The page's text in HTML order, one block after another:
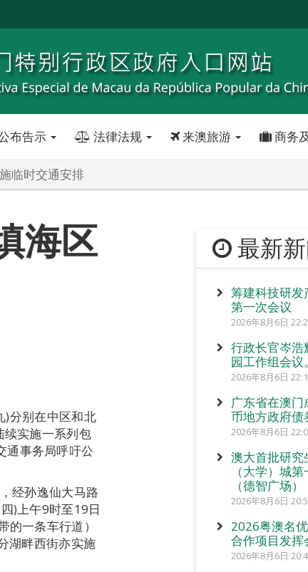
布告示 法律法规 来澳旅游 商务
临时交通安排
海区
)分别在中区和北
续实施一系列包
通事务局呼吁公
经孙逸仙大马路
)上午9时至19日
一条车行道）
湖畔西街亦实施
最新
筹建科技研
第一次会议
2026年8月6日
行政长官岑浩
园工作组会议。
2026年8月6日
广东省在澳
币地方政府债
2026年8月6日
澳大首批研究
（大学）城
（德智广场）
2026年8月6日
2026粤澳名
合作项目发挥
2026年8月6日